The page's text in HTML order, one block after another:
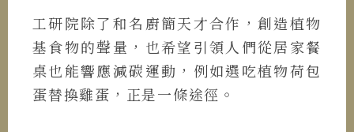
工研院除了和名廚簡天才合作，創造植物
基食物的聲量，也希望引領人們從居家餐
桌也能響應減碳運動，例如選吃植物荷包
蛋替換雞蛋，正是一條途徑。